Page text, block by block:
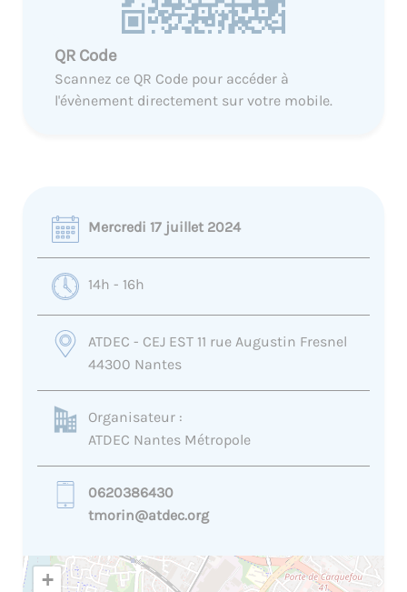
QR Code
Scannez ce QR Code pour accéder à
l'évènement directement sur votre mobile.
Mercredi 17 juillet 2024
14h - 16h
ATDEC - CEJ EST 11 rue Augustin Fresnel
44300 Nantes
Organisateur :
ATDEC Nantes Métropole
0620386430
tmorin@atdec.org
+